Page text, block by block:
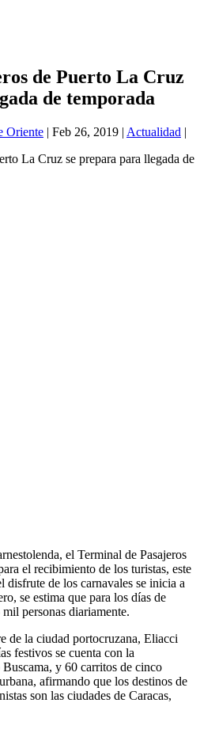
de Puerto La Cruz
de temporada
Oriente | Feb 26, 2019 | Actualidad |
el Terminal de Pasajeros
el recibimiento de los turistas, este
de los carnavales se inicia a
se estima que para los días de
personas diariamente.
de la ciudad portocruzana, Eliacci
festivos se cuenta con la
y 60 carritos de cinco
afirmando que los destinos de
son las ciudades de Caracas,